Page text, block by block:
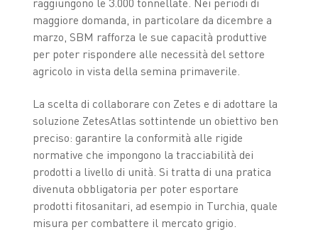
maggiore domanda, in particolare da dicembre a
marzo, SBM rafforza le sue capacità produttive
per poter rispondere alle necessità del settore
agricolo in vista della semina primaverile.
La scelta di collaborare con Zetes e di adottare la
soluzione ZetesAtlas sottintende un obiettivo ben
preciso: garantire la conformità alle rigide
normative che impongono la tracciabilità dei
prodotti a livello di unità. Si tratta di una pratica
divenuta obbligatoria per poter esportare
prodotti fitosanitari, ad esempio in Turchia, quale
misura per combattere il mercato grigio.